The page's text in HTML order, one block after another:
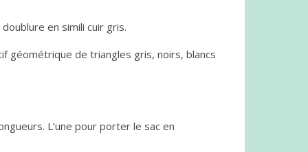
en simili cuir gris.
géométrique de triangles gris, noirs, blancs
L’une pour porter le sac en